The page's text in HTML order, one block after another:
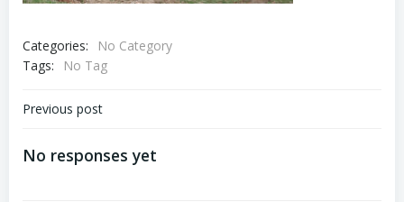
Categories:
No Category
Tags:
No Tag
Navigare
articole
Previous post
No responses yet